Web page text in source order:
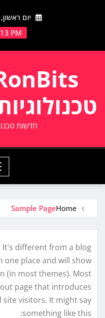
יום ראשון, 9 אוגוסט 2026
PM
חדשות
Home
Sample Page
It's different from a blog
one place and will show
(in most themes). Most
page that introduces
visitors. It might say
something like this: